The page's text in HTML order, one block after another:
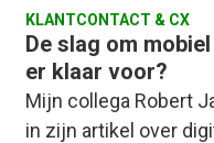
KLANTCONTACT & CX
De slag om
er klaar voor?
Mijn collega Robert
in zijn artikel over